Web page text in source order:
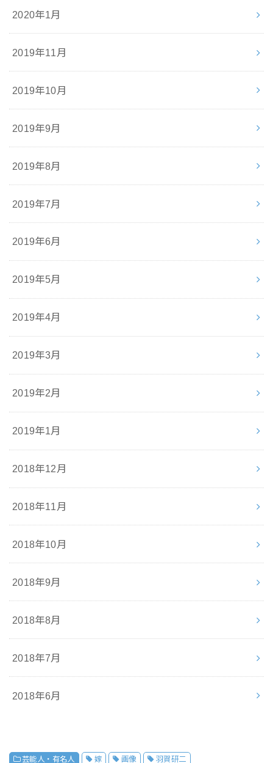
2020年1月
2019年11月
2019年10月
2019年9月
2019年8月
2019年7月
2019年6月
2019年5月
2019年4月
2019年3月
2019年2月
2019年1月
2018年12月
2018年11月
2018年10月
2018年9月
2018年8月
2018年7月
2018年6月
芸能人・有名人 嫁 画像 羽賀研二